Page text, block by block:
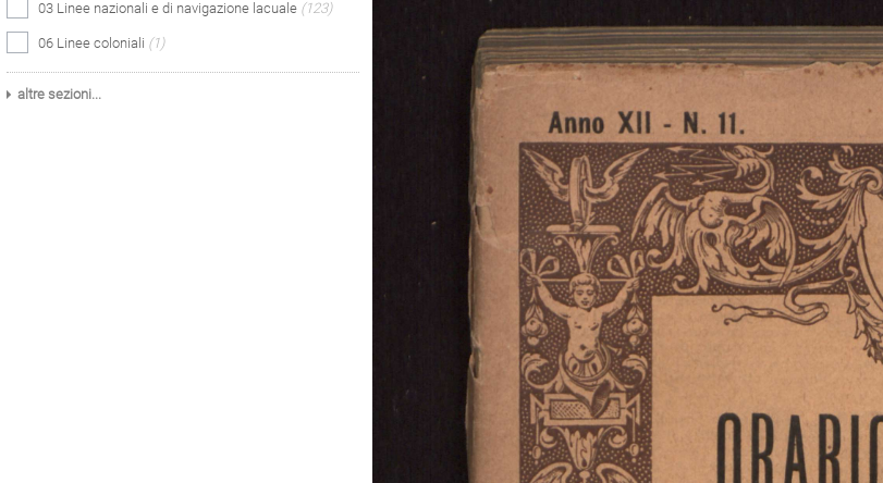
03 Linee nazionali e di navigazione lacuale (123)
06 Linee coloniali (1)
altre sezioni...